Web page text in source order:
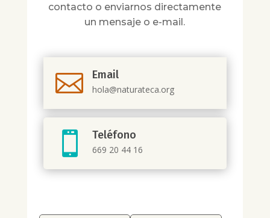
contacto o enviarnos directamente
un mensaje o e-mail.
 Email
hola@naturateca.org
 Teléfono
669 20 44 16